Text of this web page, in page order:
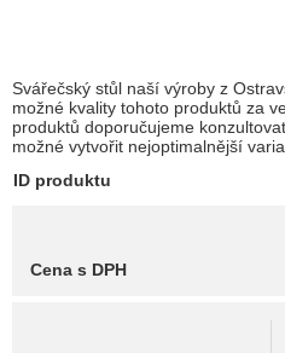
Svářečský stůl naší výroby z
možné kvality tohoto produktů za
produktů doporučujeme
možné vytvořit nejoptimalnější
ID produktu
Cena s DPH